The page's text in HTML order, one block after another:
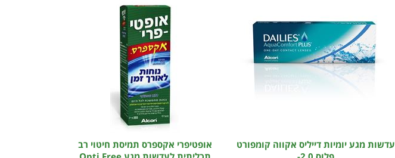
עדשות מגע יומיות דייליס אקווה קומפורט
אופטיפרי אקספרס תמיסת חיטוי רב